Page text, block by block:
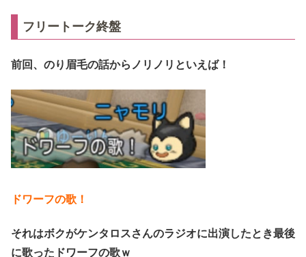
フリートーク終盤
前回、のり眉毛の話からノリノリといえば！
ドワーフの歌！
それはボクがケンタロスさんのラジオに出演したとき最後
に歌ったドワーフの歌ｗ